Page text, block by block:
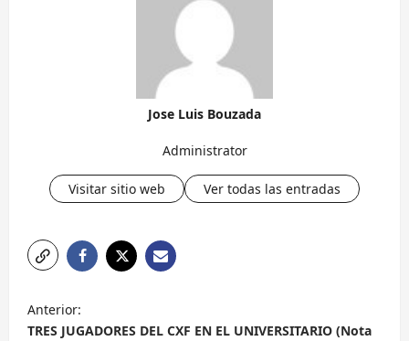
Jose Luis Bouzada
Administrator
Visitar sitio web Ver todas las entradas
a
Anterior:
TRES JUGADORES DEL CXF EN EL UNIVERSITARIO (Nota